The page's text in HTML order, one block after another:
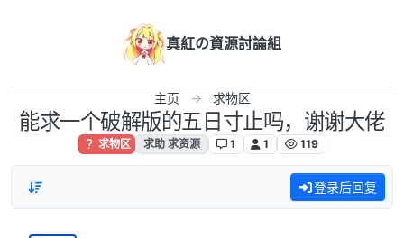
真紅の資源討論組
主页 求物区
能求一个破解版的五日寸止吗，谢谢大佬
求物区 求助 求资源 1 1 119
登录后回复